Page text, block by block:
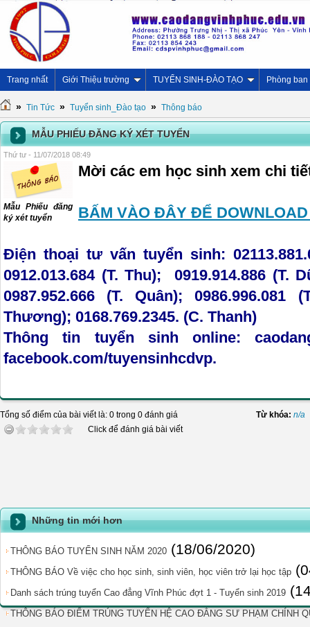
Trang nhất Giới Thiệu trường TUYỂN SINH-ĐÀO TẠO Phòng ban
» Tin Tức » Tuyển sinh_Đào tạo » Thông báo
MẪU PHIẾU ĐĂNG KÝ XÉT TUYỂN
Thứ tư - 11/07/2018 08:49
Mẫu Phiếu đăng
ký xét tuyển
Mời các em học sinh xem chi
BẤM VÀO ĐÂY ĐỂ
Điện thoại tư vấn tuyển sinh:
0912.013.684 (T. Thu); 0919.914.886 (T.
0987.952.666 (T. Quân); 0986.996.081
Thương); 0168.769.2345. (C. Thanh)
Thông tin tuyển sinh online:
facebook.com/tuyensinhcdvp.
Tổng số điểm của bài viết là: 0 trong 0 đánh giá
Click để đánh giá bài viết
Từ khóa: n/a
Những tin mới hơn
THÔNG BÁO TUYỂN SINH NĂM 2020 (18/06/2020)
THÔNG BÁO Về việc cho học sinh, sinh viên, học viên trở lại học tập
Danh sách trúng tuyển Cao đẳng Vĩnh Phúc đợt 1 - Tuyển sinh 2019
THÔNG BÁO ĐIỂM TRÚNG TUYỂN HỆ CAO ĐẲNG SƯ PHẠM CHÍNH